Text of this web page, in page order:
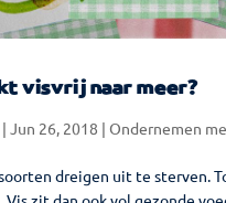
visvrij naar meer?
Jun 26, 2018 | Ondernemen
dreigen uit te sterven.